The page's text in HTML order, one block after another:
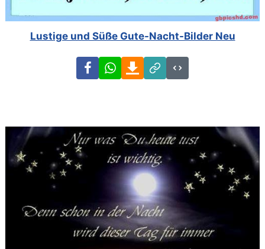
Lustige und Süße Gute-Nacht-Bilder Neu
FacebookWhatsAppDownload
Link
Code